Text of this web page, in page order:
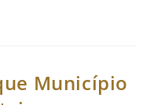
Município